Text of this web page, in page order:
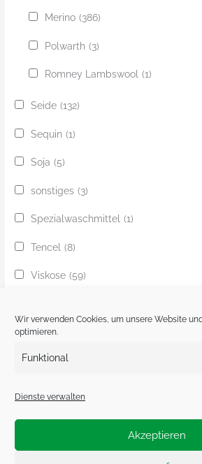
Wir verwenden Cookies, um unsere Website
optimieren.
Funktional
Dienste verwalten
Akzeptieren
Merino (386)
Polwarth (3)
Romney Lambswool (1)
Seide (132)
Sequin (1)
Soja (5)
sonstiges (3)
Spezialwaschmittel (1)
Tencel (8)
Viskose (59)
Ziege
Zobel (1)